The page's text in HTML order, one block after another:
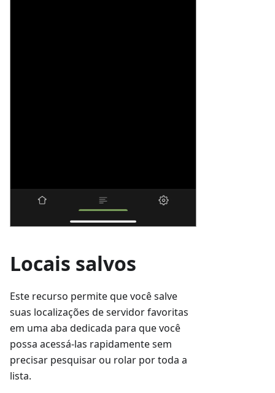
Locais salvos
Este recurso permite que você salve
suas localizações de servidor favoritas
em uma aba dedicada para que você
possa acessá-las rapidamente sem
precisar pesquisar ou rolar por toda a
lista.